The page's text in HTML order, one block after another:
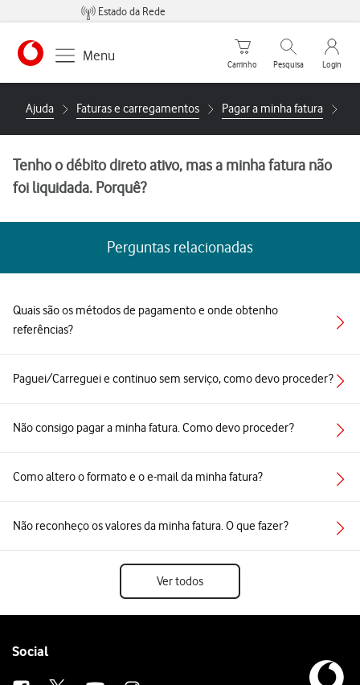
Estado da Rede
https://www.vodafone.pt
Menu
Carrinho de compras
Carrinho
Pesquisar
Pesquisa
My
Login
Ajuda Faturas e carregamentos Pagar a minha fatura
Tenho o débito direto ativo, mas a minha fatura não
foi liquidada. Porquê?
Perguntas relacionadas
Quais são os métodos de pagamento e onde obtenho
referências?
Paguei/Carreguei e continuo sem serviço, como devo proceder?
Não consigo pagar a minha fatura. Como devo proceder?
Como altero o formato e o e-mail da minha fatura?
Não reconheço os valores da minha fatura. O que fazer?
Ver todos
Follow
Social